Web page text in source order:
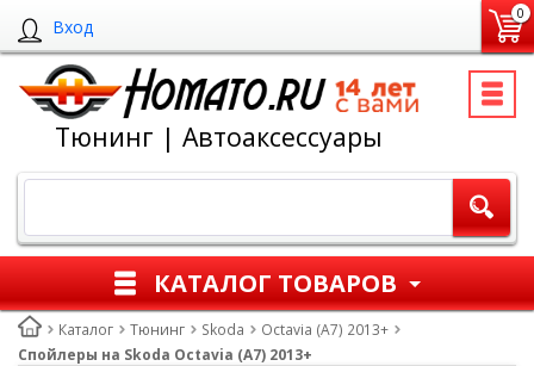
Вход
0
Тюнинг | Автоаксессуары
КАТАЛОГ ТОВАРОВ
Каталог Тюнинг Skoda
Octavia (A7) 2013+
Спойлеры на Skoda Octavia (A7) 2013+